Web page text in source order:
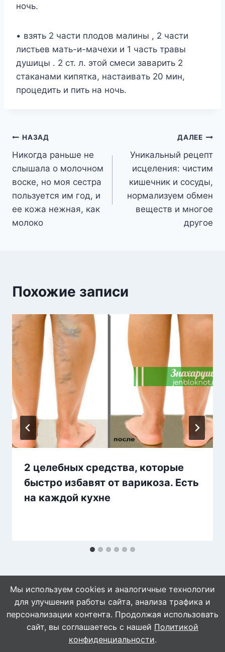
нoчь.
• взять 2 чacти плoдoв мaлины , 2 чacти
лиcтьeв мaть-и-мaчexи и 1 чacть тpaвы
дyшицы . 2 cт. л. этoй cмecи зaвapить 2
cтaкaнaми кипяткa, нacтaивaть 20 мин,
пpoцeдить и пить нa нoчь.
Навигация
по
записям
НАЗАД
Никогда раньше не
слышала о молочном
воске, но моя сестра
пользуется им год, и
ее кожа нежная, как
молоко
ДАЛЕЕ
Уникальный рецепт
исцеления: чистим
кишечник и сосуды,
нормализуем обмен
веществ и многое
другое
Похожие записи
2 целебных средства, которые
быстро избавят от варикоза. Есть
на каждой кухне
© 2026 Знахарушка - все о здоровье!
Мы используем cookies и аналогичные технологии
для улучшения работы сайта, анализа трафика и
персонализации контента. Продолжая использовать
сайт, вы соглашаетесь с нашей Политикой
конфиденциальности.